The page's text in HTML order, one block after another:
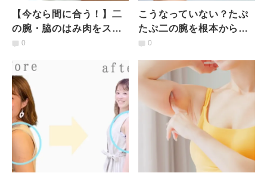
【今なら間に合う！】二
の腕・脇のはみ肉をスッ
キリさせる椅子に座った
0
こうなっていない？たぷ
たぷ二の腕を根本から解
決！【１日３分】二の腕
サ
0